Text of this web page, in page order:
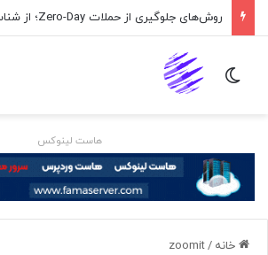
تغییر پوسته
هاست لینوکس
خانه /
zoomit